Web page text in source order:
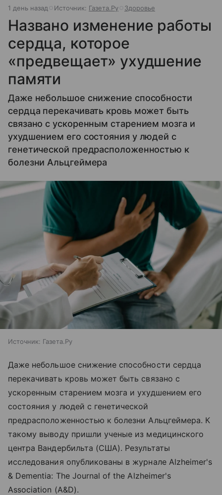
1 день назад Источник: Газета.Ру Здоровье
Названо изменение работы
сердца, которое
«предвещает» ухудшение
памяти
Даже небольшое снижение способности
сердца перекачивать кровь может быть
связано с ускоренным старением мозга и
ухудшением его состояния у людей с
генетической предрасположенностью к
болезни Альцгеймера
Источник: Газета.Ру
Даже небольшое снижение способности сердца
перекачивать кровь может быть связано с
ускоренным старением мозга и ухудшением его
состояния у людей с генетической
предрасположенностью к болезни Альцгеймера. К
такому выводу пришли ученые из медицинского
центра Вандербильта (США). Результаты
исследования опубликованы в журнале Alzheimer's
& Dementia: The Journal of the Alzheimer's
Association (A&D).